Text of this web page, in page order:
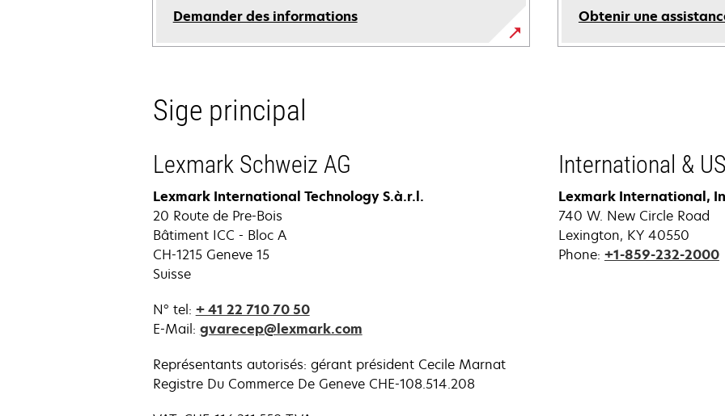
Demander des informations
Obtenir une
s’ouvre
Sige principal
Lexmark Schweiz AG
Lexmark International Technology S.à.r.l.
20 Route de Pre-Bois
Bâtiment ICC - Bloc A
CH-1215 Geneve 15
Suisse
N° tel: + 41 22 710 70 50
E-Mail: gvarecep@lexmark.com
Représentants autorisés: gérant président Cecile Marnat
Registre Du Commerce De Geneve CHE-108.514.208
International &
Lexmark International,
740 W. New Circle Road
Lexington, KY 40550
Phone: +1-859-232-2000